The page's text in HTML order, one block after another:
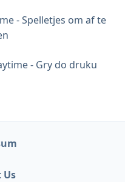
- Spelletjes om af te
- Gry do druku
Us